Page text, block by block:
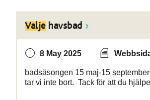
Valjehavsbad
8 May 2025
badsäsongen 15 maj-15
tar vi inte bort. Tack för att du